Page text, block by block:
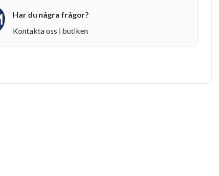
Har du några frågor?
Kontakta oss i butiken